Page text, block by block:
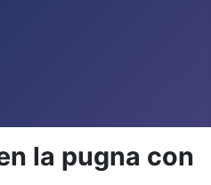
la pugna con